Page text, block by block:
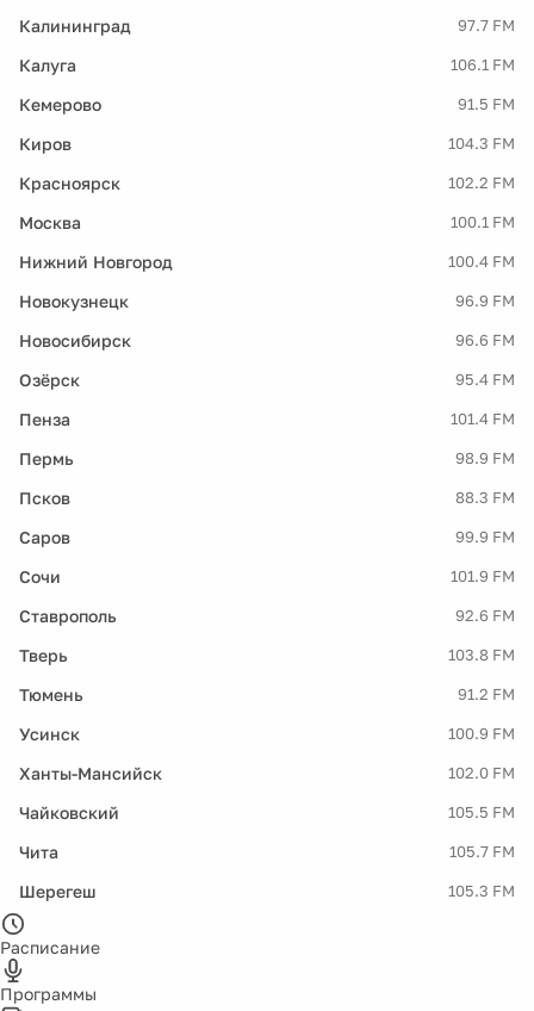
Калининград 97.7 FM
Калуга 106.1 FM
Кемерово 91.5 FM
Киров 104.3 FM
Красноярск 102.2 FM
Москва 100.1 FM
Нижний Новгород 100.4 FM
Новокузнецк 96.9 FM
Новосибирск 96.6 FM
Озёрск 95.4 FM
Пенза 101.4 FM
Пермь 98.9 FM
Псков 88.3 FM
Саров 99.9 FM
Сочи 101.9 FM
Ставрополь 92.6 FM
Тверь 103.8 FM
Тюмень 91.2 FM
Усинск 100.9 FM
Ханты-Мансийск 102.0 FM
Чайковский 105.5 FM
Чита 105.7 FM
Шерегеш 105.3 FM
Расписание
Программы